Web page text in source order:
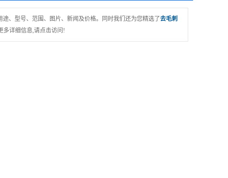
其他加工
途、型号、范围、图片、新闻及价格。同时我们还为您精选了去毛刺
多详细信息,请点击访问!